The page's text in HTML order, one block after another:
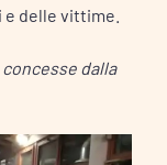
delle vittime.
dalla